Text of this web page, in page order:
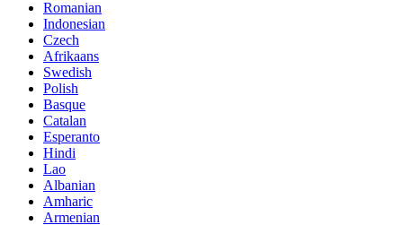
Romanian
Indonesian
Czech
Afrikaans
Swedish
Polish
Basque
Catalan
Esperanto
Hindi
Lao
Albanian
Amharic
Armenian